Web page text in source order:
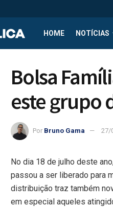
HOME NOTÍCIAS
Bolsa
este grupo
Por Bruno Gama 27/
No dia 18 de julho deste
passou a ser liberado para
distribuição traz também
em especial aqueles